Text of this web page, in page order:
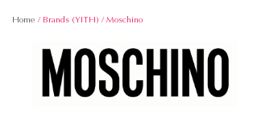
Home / Brands (YITH) / Moschino